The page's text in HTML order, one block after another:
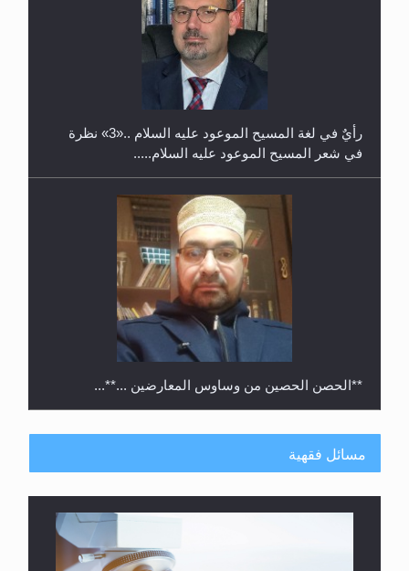
حفل توزيع الشهادات في الجامعة الأحمدية بنيجيريا لعام
رأيٌ في لغة المسيح الموعود عليه السلام ..«3» نظرة
في شعر المسيح الموعود عليه السلام.....
**الحصن الحصين من وساوس المعارضين ...**...
مسائل فقهية